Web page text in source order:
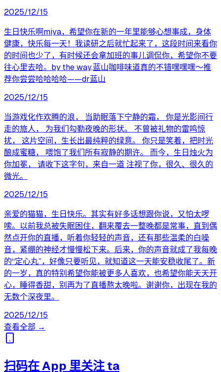
2025/12/15
生日快乐啊miya，希望你在新的一年里能够心想事成，身体
健康，快乐每一天！我读研之后就忙起来了，这段时间来看你
的时间也少了，有时候还会拿加班的事儿调侃你，希望你不要
往心里去哈。by the way,蓝山咖啡味道真的不错嘿嘿嘿～推
荐你尝尝哈哈哈哈——dr蓝山
2025/12/15
当游戏化作欢腾的浪， 当助眠落下宁静的霜， 你是光影间行
走的旅人， 为我们勾勒夜晚的形状。 不曾被礼物的雷鸣惊
扰， 这片空间，生长出最纯粹的绿意。 你只是笑着，把时光
酿成蜜糖， 喂饱了我们所有寂静的期许。 而今，生日烛火为
你加冕， 请收下这字句，来自一道 注视了你，很久、很久的
微光。
2025/12/15
亲爱的猫猫，生日快乐。其实有好多话想跟你说，又怕太啰
嗦。以前我总被失眠困住，翻来覆去一整晚都是常事，直到偶
然点开你的直播，听着你轻轻的声音，还有那些温柔的白噪
音，紧绷的神经才慢慢松下来。后来，你的声音就成了我每晚
的“定心丸”，好像只要听见，就知道这一天能安稳收尾了。新
的一岁，真的特别希望你能被更多人喜欢，也希望你能天天开
心，睡得香甜，别再为了直播熬太晚啦。谢谢你，出现在我的
无数个深夜里。
2025/12/15
查看全部 →
扫码在 App 里关注 ta